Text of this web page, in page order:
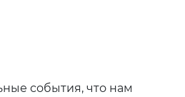
события, что нам